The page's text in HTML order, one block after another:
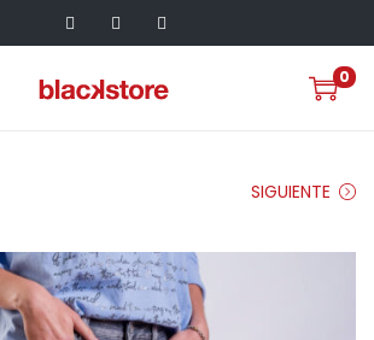
0
SIGUIENTE